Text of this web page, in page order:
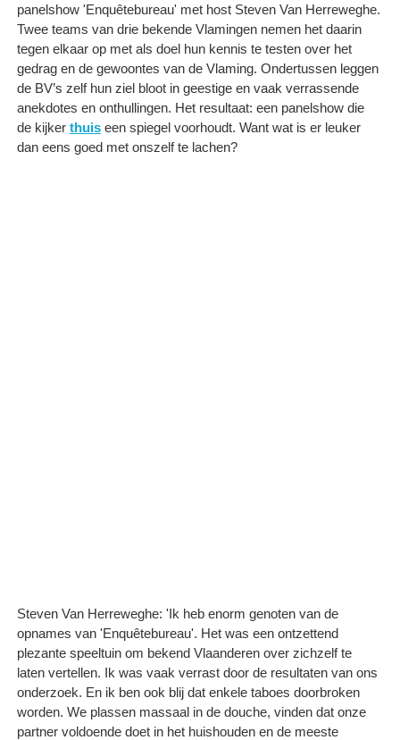
panelshow 'Enquêtebureau' met host Steven Van Herreweghe.
Twee teams van drie bekende Vlamingen nemen het daarin
tegen elkaar op met als doel hun kennis te testen over het
gedrag en de gewoontes van de Vlaming. Ondertussen leggen
de BV’s zelf hun ziel bloot in geestige en vaak verrassende
anekdotes en onthullingen. Het resultaat: een panelshow die
de kijker thuis een spiegel voorhoudt. Want wat is er leuker
dan eens goed met onszelf te lachen?
Steven Van Herreweghe: 'Ik heb enorm genoten van de
opnames van 'Enquêtebureau'. Het was een ontzettend
plezante speeltuin om bekend Vlaanderen over zichzelf te
laten vertellen. Ik was vaak verrast door de resultaten van ons
onderzoek. En ik ben ook blij dat enkele taboes doorbroken
worden. We plassen massaal in de douche, vinden dat onze
partner voldoende doet in het huishouden en de meeste